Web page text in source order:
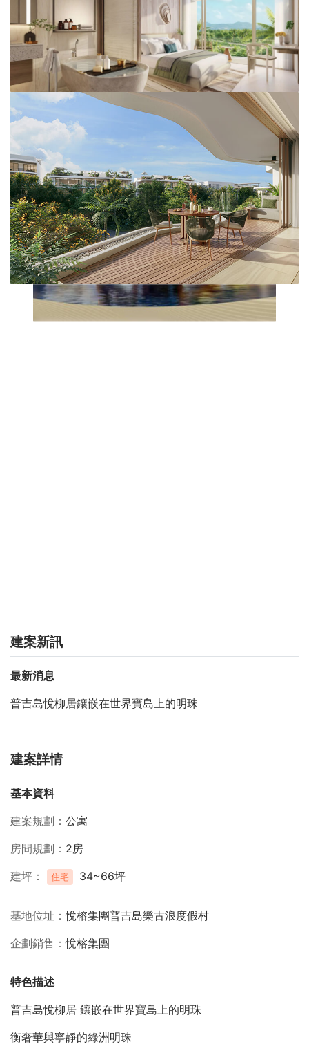
建案新訊
最新消息
普吉島悅柳居鑲嵌在世界寶島上的明珠
建案詳情
基本資料
建案規劃
公寓
房間規劃
2房
建坪
住宅 34~66坪
基地位址
悅榕集團普吉島樂古浪度假村
企劃銷售
悅榕集團
特色描述
普吉島悅柳居 鑲嵌在世界寶島上的明珠
衡奢華與寧靜的綠洲明珠